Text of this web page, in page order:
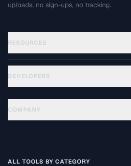
uploads, no sign-ups, no tracking.
RESOURCES
DEVELOPERS
COMPANY
ALL TOOLS BY CATEGORY